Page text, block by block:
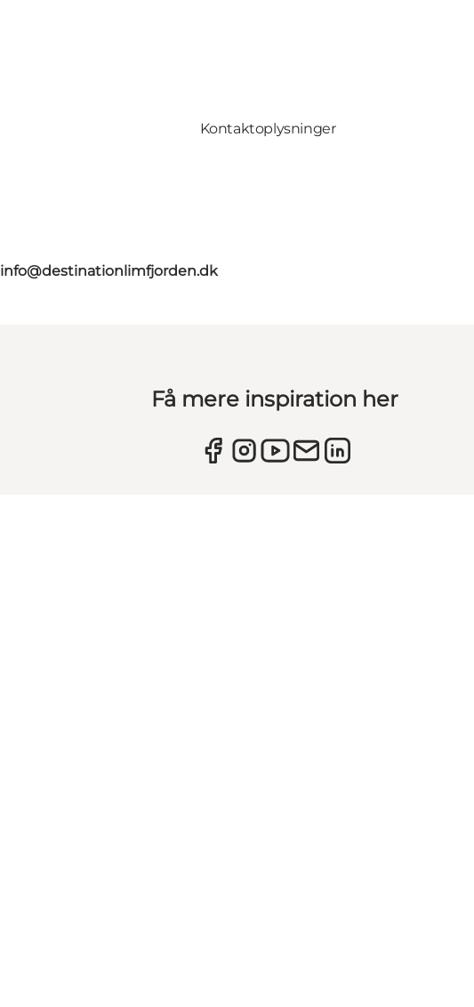
Kontaktoplysninger
info@destinationlimfjorden.dk
Få mere inspiration her